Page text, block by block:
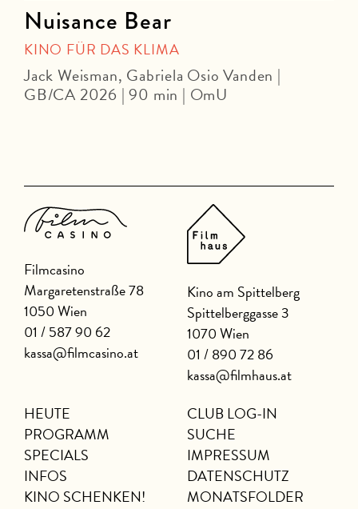
Nuisance Bear
KINO FÜR DAS KLIMA
Jack Weisman, Gabriela Osio Vanden |
GB/CA 2026 | 90 min | OmU
Filmcasino
Margaretenstraße 78
1050 Wien
01 / 587 90 62
kassa@filmcasino.at
Kino am Spittelberg
Spittelberggasse 3
1070 Wien
01 / 890 72 86
kassa@filmhaus.at
HEUTE
PROGRAMM
SPECIALS
INFOS
KINO SCHENKEN!
CLUB LOG-IN
SUCHE
IMPRESSUM
DATENSCHUTZ
MONATSFOLDER